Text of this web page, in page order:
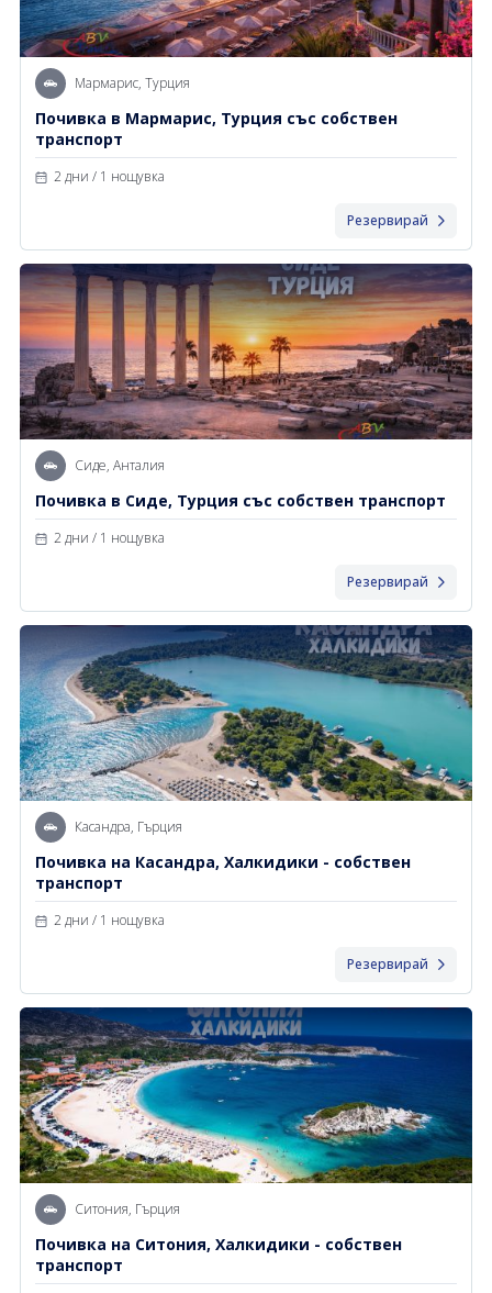
Мармарис, Турция
Почивка в Мармарис, Турция със собствен
транспорт
2 дни / 1 нощувка
Резервирай
Сиде, Анталия
Почивка в Сиде, Турция със собствен транспорт
2 дни / 1 нощувка
Резервирай
Касандра, Гърция
Почивка на Касандра, Халкидики - собствен
транспорт
2 дни / 1 нощувка
Резервирай
Ситония, Гърция
Почивка на Ситония, Халкидики - собствен
транспорт